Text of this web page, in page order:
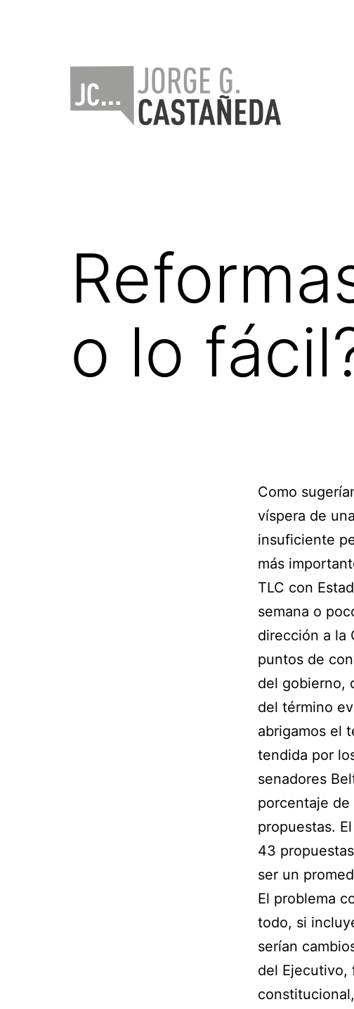
o lo
Como
víspera de
insuficiente
más
TLC con
semana o
dirección a la
puntos de
del gobierno,
del término
abrigamos el
tendida por
senadores
porcentaje
propuestas.
43
ser un
El problema
todo, si
serían
del Ejecutivo,